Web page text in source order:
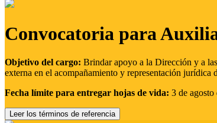
Convocatoria para
Objetivo del cargo: Brindar apoyo a la Dirección y a
externa en el acompañamiento y representación
Fecha límite para entregar hojas de vida: 3 de agosto
Leer los términos de referencia